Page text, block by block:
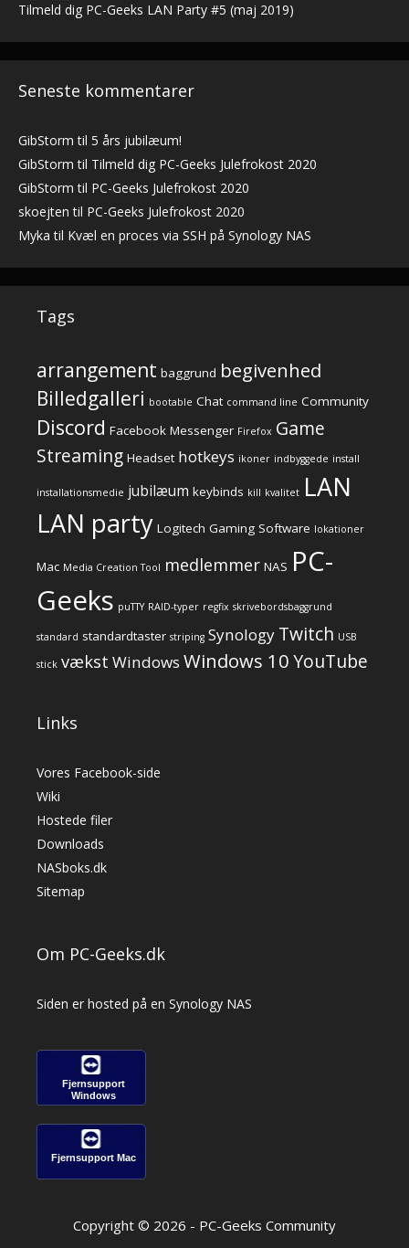
Tilmeld dig PC-Geeks LAN Party #5 (maj 2019)
Seneste kommentarer
GibStorm til 5 års jubilæum!
GibStorm til Tilmeld dig PC-Geeks Julefrokost 2020
GibStorm til PC-Geeks Julefrokost 2020
skoejten til PC-Geeks Julefrokost 2020
Myka til Kvæl en proces via SSH på Synology NAS
Tags
arrangement baggrund begivenhed
Billedgalleri bootable Chat command line Community
Discord Facebook Messenger Firefox Game
Streaming Headset hotkeys ikoner indbyggede install
installationsmedie jubilæum keybinds kill kvalitet LAN
LAN party Logitech Gaming Software lokationer
Mac Media Creation Tool medlemmer NAS PC-
Geeks puTTY RAID-typer regfix skrivebordsbaggrund
standard standardtaster striping Synology Twitch USB
stick vækst Windows Windows 10YouTube
Links
Vores Facebook-side
Wiki
Hostede filer
Downloads
NASboks.dk
Sitemap
Om PC-Geeks.dk
Siden er hosted på en Synology NAS
Fjernsupport
Windows
Fjernsupport Mac
Copyright © 2026 - PC-Geeks Community